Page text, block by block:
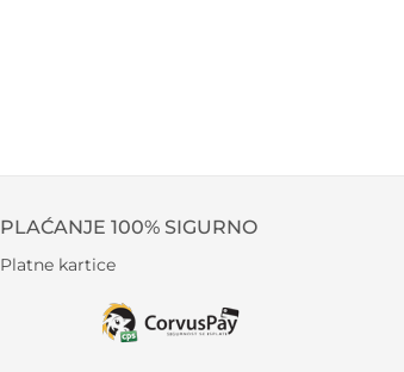
PLAĆANJE 100% SIGURNO
Platne kartice